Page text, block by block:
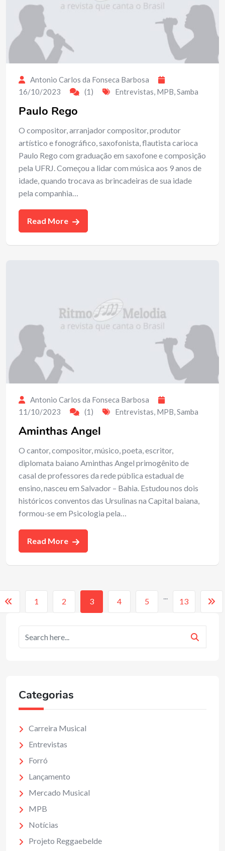
Antonio Carlos da Fonseca Barbosa
16/10/2023
(1) Entrevistas, MPB,Samba
Paulo Rego
O compositor, arranjador compositor, produtor
artístico e fonográfico, saxofonista, flautista carioca
Paulo Rego com graduação em saxofone e composição
pela UFRJ. Começou a lidar com música aos 9 anos de
idade, quando trocava as brincadeiras de sua idade
pela companhia…
Read More
Antonio Carlos da Fonseca Barbosa
11/10/2023
(1) Entrevistas, MPB,Samba
Aminthas Angel
O cantor, compositor, músico, poeta, escritor,
diplomata baiano Aminthas Angel primogênito de
casal de professores da rede pública estadual de
ensino, nasceu em Salvador – Bahia. Estudou nos dois
históricos conventos das Ursulinas na Capital baiana,
formou-se em Psicologia pela…
Read More
1 2 3 4 5 13
Categorias
Carreira Musical
Entrevistas
Forró
Lançamento
Mercado Musical
MPB
Notícias
Projeto Reggaebelde